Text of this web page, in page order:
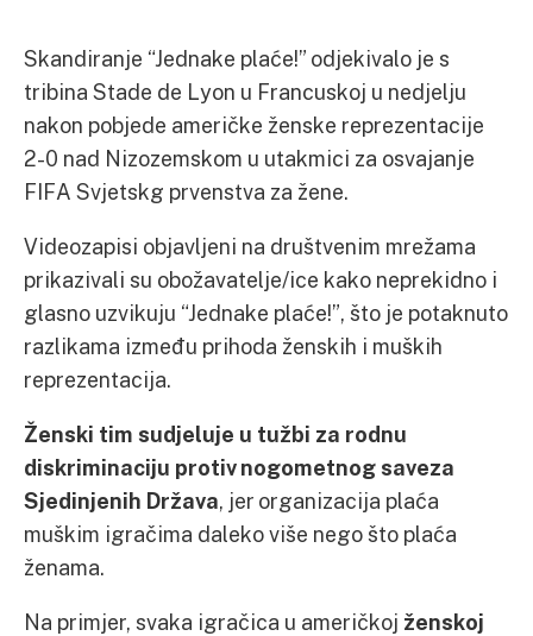
Skandiranje “Jednake plaće!” odjekivalo je s
tribina Stade de Lyon u Francuskoj u nedjelju
nakon pobjede američke ženske reprezentacije
2-0 nad Nizozemskom u utakmici za osvajanje
FIFA Svjetskg prvenstva za žene.
Videozapisi objavljeni na društvenim mrežama
prikazivali su obožavatelje/ice kako neprekidno i
glasno uzvikuju “Jednake plaće!”, što je potaknuto
razlikama između prihoda ženskih i muških
reprezentacija.
Ženski tim sudjeluje u tužbi za rodnu
diskriminaciju protiv nogometnog saveza
Sjedinjenih Država, jer organizacija plaća
muškim igračima daleko više nego što plaća
ženama.
Na primjer, svaka igračica u američkoj ženskoj